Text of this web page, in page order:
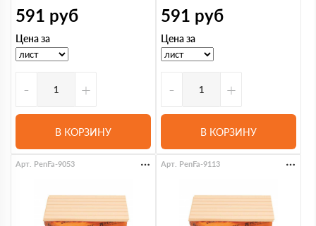
591 руб
Цена за
- +
В КОРЗИНУ
591 руб
Цена за
- +
В КОРЗИНУ
Арт. PenFa-9053 Арт. PenFa-9113